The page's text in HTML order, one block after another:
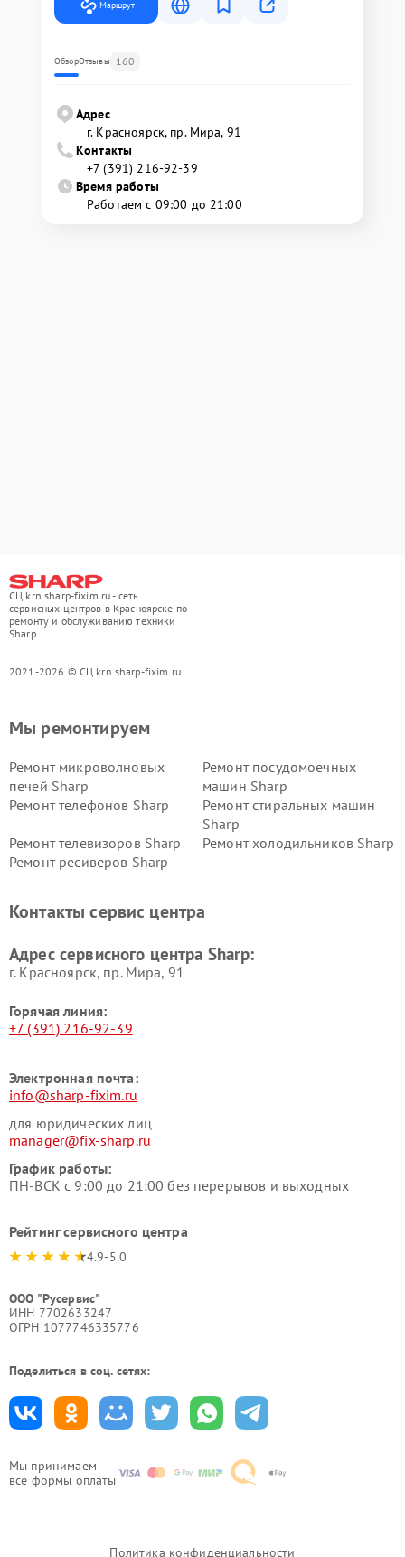
Маршрут
ОбзорОтзывы 160
Адрес
г. Красноярск, ​пр. Мира, 91
Контакты
+7 (391) 216-92-39
Время работы
Работаем с 09:00 до 21:00
СЦ krn.sharp-fixim.ru - сеть
сервисных центров в Красноярске по
ремонту и обслуживанию техники
Sharp
2021-2026 © СЦ krn.sharp-fixim.ru
Мы принимаем
все формы оплаты
Мы ремонтируем
Ремонт микроволновых
печей Sharp
Ремонт посудомоечных
машин Sharp
Ремонт телефонов Sharp
Ремонт стиральных машин
Sharp
Ремонт телевизоров Sharp
Ремонт холодильников Sharp
Ремонт ресиверов Sharp
Контакты сервис центра
Адрес сервисного центра Sharp:
г. Красноярск, ​пр. Мира, 91
Горячая линия:
+7 (391) 216-92-39
Электронная почта:
info@sharp-fixim.ru
для юридических лиц
manager@fix-sharp.ru
График работы:
ПН-ВСК с 9:00 до 21:00 без перерывов и выходных
Рейтинг сервисного центра
4.9-5.0
ООО "Русервис"
ИНН 7702633247
ОГРН 1077746335776
Поделиться в соц. сетях:
Политика конфиденциальности